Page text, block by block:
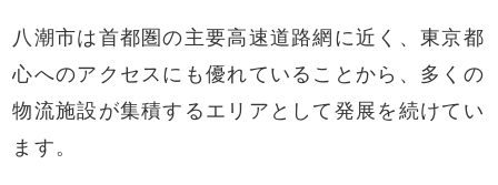
八潮市は首都圏の主要高速道路網に近く、東京都
心へのアクセスにも優れていることから、多くの
物流施設が集積するエリアとして発展を続けてい
ます。